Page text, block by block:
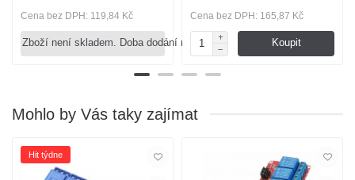
Cena bez DPH: 119,84 Kč
Zboží není skladem. Doba dodání není známa.
Cena bez DPH: 165,87 Kč
Koupit
Mohlo by Vás taky zajímat
Hit týdne